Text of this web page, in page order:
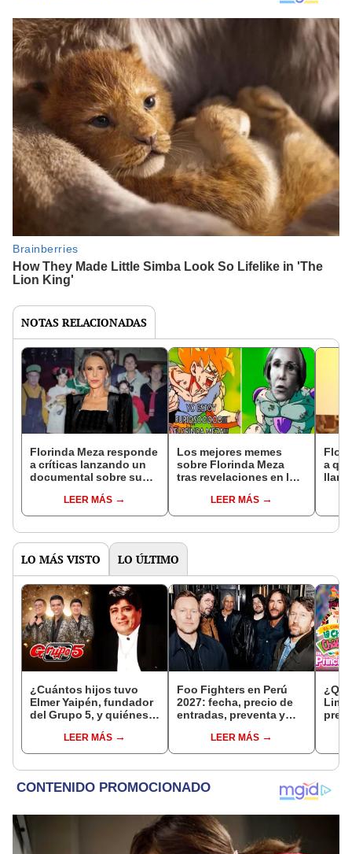
NOTAS RELACIONADAS
Florinda Meza responde
a críticas lanzando un
documental sobre su
de lo increíble que es"
LEER MÁS
Los mejores memes
sobre Florinda Meza
tras revelaciones en los
ChespiritoLEER MÁS
a
LO MÁS VISTO LO ÚLTIMO
¿Cuántos hijos tuvo
Elmer Yaipén, fundador
del Grupo 5, y quiénes
en la industria musical?
LEER MÁS
Foo Fighters en Perú
2027: fecha, precio de
entradas, preventa y
concierto de la banda
en el Estadio San
LEER MÁS
Lima